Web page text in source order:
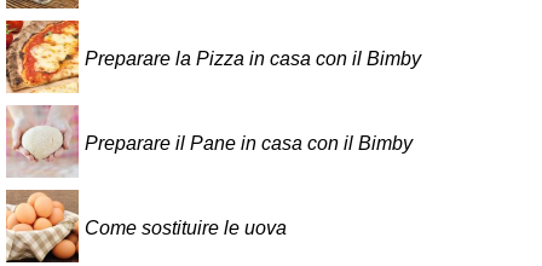
Preparare la Pizza in casa con il Bimby
Preparare il Pane in casa con il Bimby
Come sostituire le uova